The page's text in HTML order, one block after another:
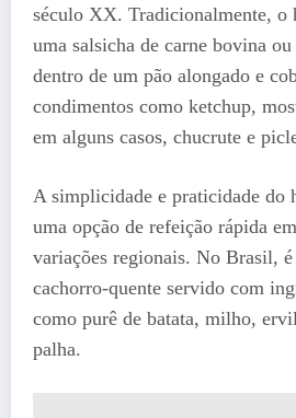
século XX. Tradicionalmente, o
uma salsicha de carne bovina
dentro de um pão alongado e
condimentos como ketchup,
em alguns casos, chucrute e
A simplicidade e praticidade do
uma opção de refeição rápida
variações regionais. No Brasil,
cachorro-quente servido com
como purê de batata, milho,
palha.